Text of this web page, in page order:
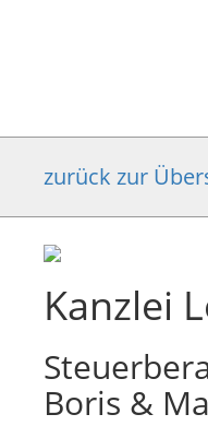
zurück zur
Kanzlei
Boris &